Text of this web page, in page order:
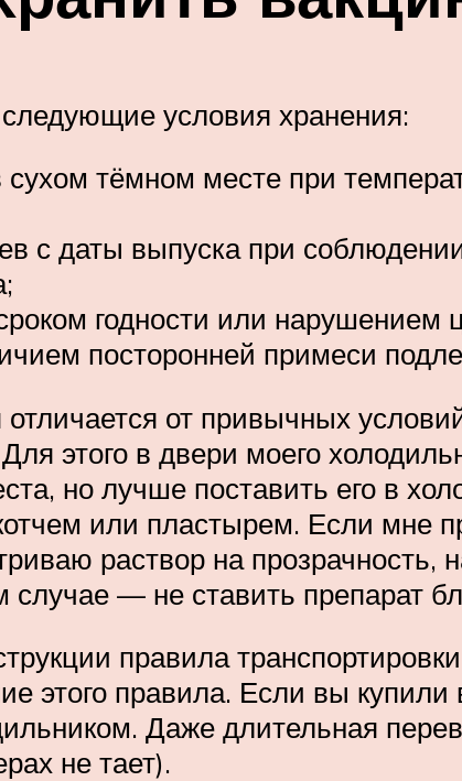
условия хранения:
тёмном месте при
с даты выпуска при
годности или нарушением
посторонней примеси
от привычных
этого в двери моего
но лучше поставить его в
или пластырем. Если мне
раствор на прозрачность,
— не ставить препарат
правила
этого правила. Если вы
Даже длительная
не тает).